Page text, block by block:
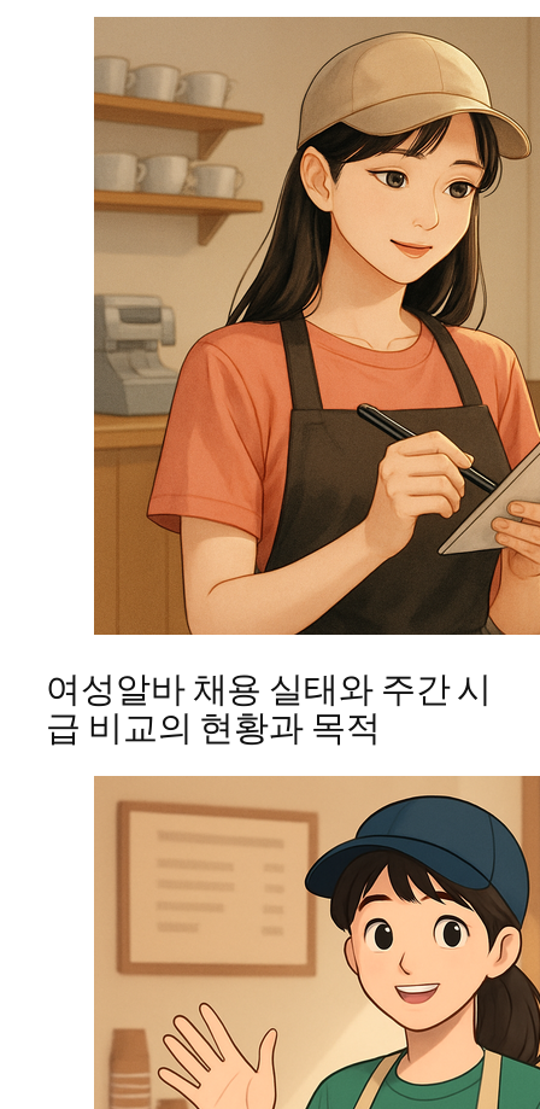
여성알바 채용 실태와 주간 시
급 비교의 현황과 목적